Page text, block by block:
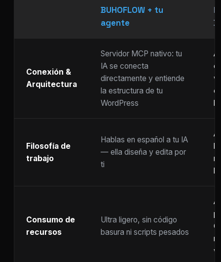
BUHOFLOW + tu
agente
Conexión &
Arquitectura
Servidor MCP nativo: tu
IA se conecta
directamente y entiende
la estructura de tu
WordPress
Filosofía de
trabajo
Hablas en español a tu IA
— ella diseña y edita por
ti
Consumo de
recursos
Ultra ligero, sin código
basura ni scripts pesados